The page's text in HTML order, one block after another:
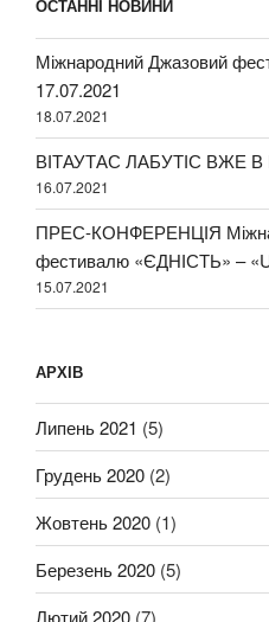
ОСТАННІ НОВИНИ
Міжнародний Джазовий
17.07.2021
18.07.2021
ВІТАУТАС ЛАБУТІС ВЖЕ В
16.07.2021
ПРЕС-КОНФЕРЕНЦІЯ
фестивалю «ЄДНІСТЬ» –
15.07.2021
АРХІВ
Липень 2021 (5)
Грудень 2020 (2)
Жовтень 2020 (1)
Березень 2020 (5)
Лютий 2020 (7)